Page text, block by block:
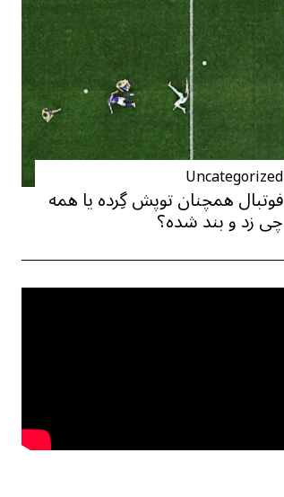
Uncategorized
فوتبال همچنان توپش گِرده یا همه
چی زد و بند شده؟